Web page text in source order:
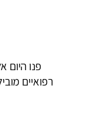
פנו היום
רפואיים